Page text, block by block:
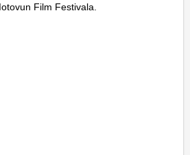
Film Festivala.